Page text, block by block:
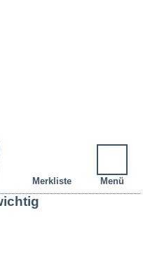
Merkliste Menü